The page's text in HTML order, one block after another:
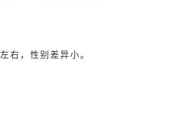
右，性别差异小。